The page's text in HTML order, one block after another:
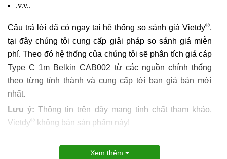
.v.v..
Câu trả lời đã có ngay tại hệ thống so sánh giá Vietdy®,
tại đây chúng tôi cung cấp giải pháp so sánh giá miễn
phí. Theo đó hệ thống của chúng tôi sẽ phân tích giá cáp
Type C 1m Belkin CAB002 từ các nguồn chính thống
theo từng tỉnh thành và cung cấp tới bạn giá bán mới
nhất.
Lưu ý: Thông tin trên đây mang tính chất tham khảo,
Vietdy® không bán sản phẩm này!
Xem thêm